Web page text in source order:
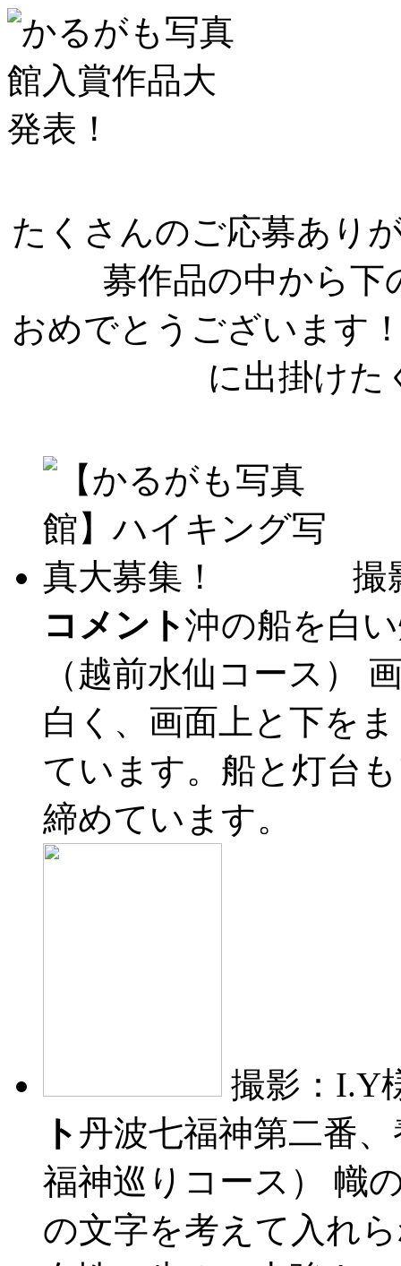
たくさんのご応募あり
募作品の中から下
おめでとうございます
に出掛けた
撮
コメント沖の船を白
（越前水仙コース）
白く、画面上と下を
ています。船と灯台
締めています。
撮影：I.Y
ト 丹波七福神第二番
福神巡りコース）
幟
の文字を考えて入れ